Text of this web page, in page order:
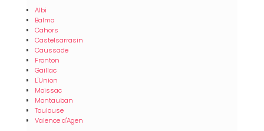
Albi
Balma
Cahors
Castelsarrasin
Caussade
Fronton
Gaillac
L'Union
Moissac
Montauban
Toulouse
Valence d'Agen